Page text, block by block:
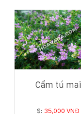
Cẩm tú mai
$: 35,000 VNĐ